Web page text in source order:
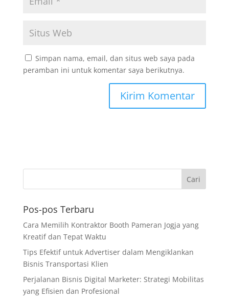
Simpan nama, email, dan situs web saya pada
peramban ini untuk komentar saya berikutnya.
Pos-pos Terbaru
Cara Memilih Kontraktor Booth Pameran Jogja yang
Kreatif dan Tepat Waktu
Tips Efektif untuk Advertiser dalam Mengiklankan
Bisnis Transportasi Klien
Perjalanan Bisnis Digital Marketer: Strategi Mobilitas
yang Efisien dan Profesional